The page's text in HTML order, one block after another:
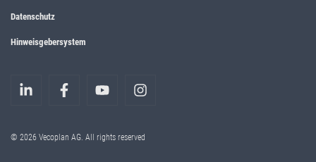
Datenschutz
Hinweisgebersystem
© 2026 Vecoplan AG. All rights reserved